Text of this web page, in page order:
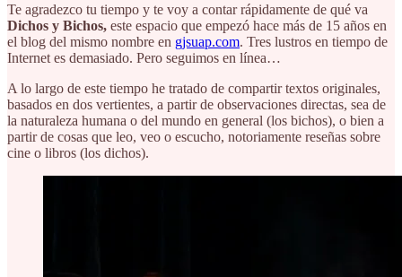
Te agradezco tu tiempo y te voy a contar rápidamente de qué va
Dichos y Bichos, este espacio que empezó hace más de 15 años en
el blog del mismo nombre en gjsuap.com. Tres lustros en tiempo de
Internet es demasiado. Pero seguimos en línea…
A lo largo de este tiempo he tratado de compartir textos originales,
basados en dos vertientes, a partir de observaciones directas, sea de
la naturaleza humana o del mundo en general (los bichos), o bien a
partir de cosas que leo, veo o escucho, notoriamente reseñas sobre
cine o libros (los dichos).